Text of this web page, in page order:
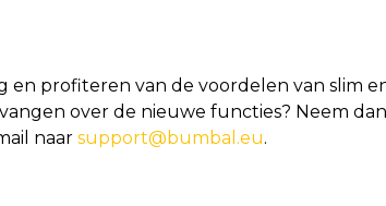
en profiteren van de voordelen van slim
over de nieuwe functies? Neem dan
naar support@bumbal.eu.